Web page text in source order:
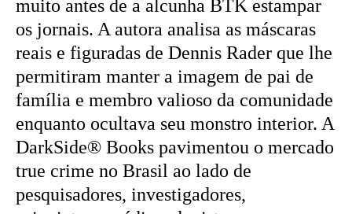
muito antes de a alcunha BTK estampar
os jornais. A autora analisa as máscaras
reais e figuradas de Dennis Rader que lhe
permitiram manter a imagem de pai de
família e membro valioso da comunidade
enquanto ocultava seu monstro interior. A
DarkSide® Books pavimentou o mercado
true crime no Brasil ao lado de
pesquisadores, investigadores,